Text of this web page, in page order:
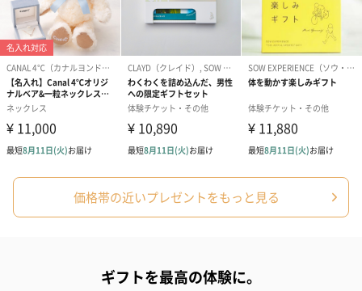
価格帯の近いプレゼントをもっと見る
ギフトを最高の体験に。